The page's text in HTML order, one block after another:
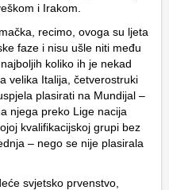
i Irakom.
recimo, ovoga su ljeta
faze i nisu ušle niti među
koliko ih je nekad
velika Italija, četverostruki
plasirati na Mundijal –
njega preko Lige nacija
kvalifikacijskoj grupi bez
– nego se nije plasirala
svjetsko prvenstvo,